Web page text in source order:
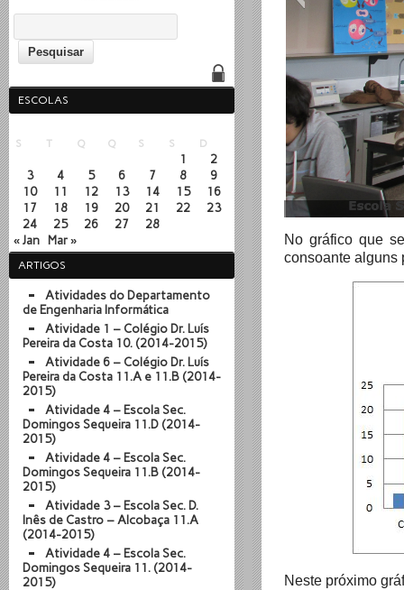
No gráfico que
consoante alguns
Neste próximo
ESCOLAS
S
T Q Q S S D
1
2
3
4 5 6 7 8
9
10
11 12 13 14 15
16
17
18 19 20 21 22
23
24
25 26 27
28
« Jan
Mar »
ARTIGOS
Atividades do Departamento
de Engenharia Informática
Atividade 1 – Colégio Dr. Luís
Pereira da Costa 10. (2014-2015)
Atividade 6 – Colégio Dr. Luís
Pereira da Costa 11.A e 11.B (2014-
2015)
Atividade 4 – Escola Sec.
Domingos Sequeira 11.D (2014-
2015)
Atividade 4 – Escola Sec.
Domingos Sequeira 11.B (2014-
2015)
Atividade 3 – Escola Sec. D.
Inês de Castro – Alcobaça 11.A
(2014-2015)
Atividade 4 – Escola Sec.
Domingos Sequeira 11. (2014-
2015)